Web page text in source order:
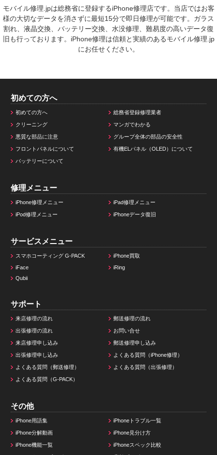
モバイル修理.jpは総務省に登録するiPhone修理店です。当店ではお客
様の大切なデータを消さずに最短15分で即日修理が可能です。ガラス
割れ、液晶交換、バッテリー交換、水没修理、難易度の高いデータ復
旧も行っております。iPhone修理は信頼と実績のあるモバイル修理.jp
にお任せください。
初めての方へ
初めての方へ 総務省登録修理業者
クリーニング マンガでわかる
悪質な部品に注意 グループ全体の部品の安全性
フロントパネルについて 有機ELパネル（OLED）について
バッテリーについて
修理メニュー
iPhone修理メニュー iPad修理メニュー
iPod修理メニュー iPhoneデータ復旧
サービスメニュー
スマホコーティング G-PACK
iPhone買取
iFace
iRing
Qubii
サポート
来店修理の流れ 郵送修理の流れ
出張修理の流れ お問い合せ
来店修理申し込み 郵送修理申し込み
出張修理申し込み よくある質問（iPhone修理）
よくある質問（郵送修理） よくある質問（出張修理）
よくある質問（G-PACK）
その他
iPhone用語集 iPhoneトラブル一覧
iPhone分解動画 iPhone見分け方
iPhone機能一覧 iPhoneスペック比較